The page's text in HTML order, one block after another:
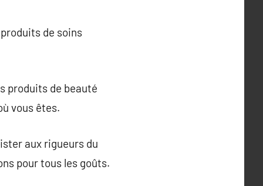
de soins
produits de beauté
vous êtes.
aux rigueurs du
pour tous les goûts.